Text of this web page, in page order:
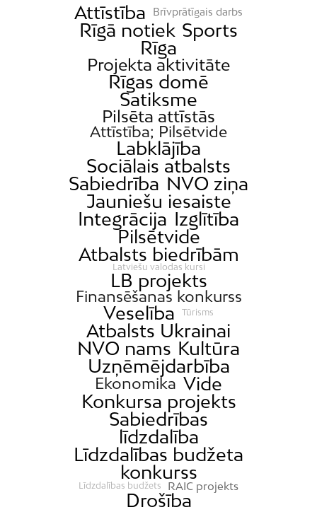
Attīstība Brīvprātīgais darbs
Rīgā notiek Sports
Rīga
Projekta aktivitāte
Rīgas domē
Satiksme
Pilsēta attīstās
Attīstība; Pilsētvide
Labklājība
Sociālais atbalsts
Sabiedrība NVO ziņa
Jauniešu iesaiste
Integrācija Izglītība
Pilsētvide
Atbalsts biedrībām
Latviešu valodas kursi
LB projekts
Finansēšanas konkurss
Veselība Tūrisms
Atbalsts Ukrainai
NVO nams Kultūra
Uzņēmējdarbība
Ekonomika Vide
Konkursa projekts
Sabiedrības
līdzdalība
Līdzdalības budžeta
konkurss
Līdzdalības budžets RAIC projekts
Drošība